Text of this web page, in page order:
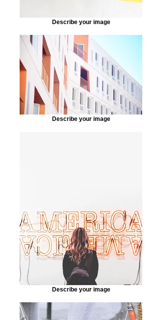
Describe your image
Describe your image
Describe your image